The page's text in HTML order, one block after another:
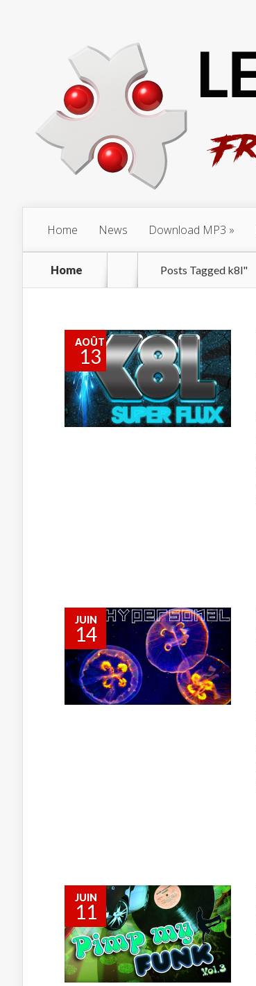
Home News Download MP3
Home Posts Tagged k8l"
AOÛT
13
JUIN
14
JUIN
11